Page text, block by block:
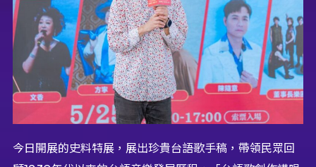
今日開展的史料特展，展出珍貴台語歌手稿，帶領民眾回